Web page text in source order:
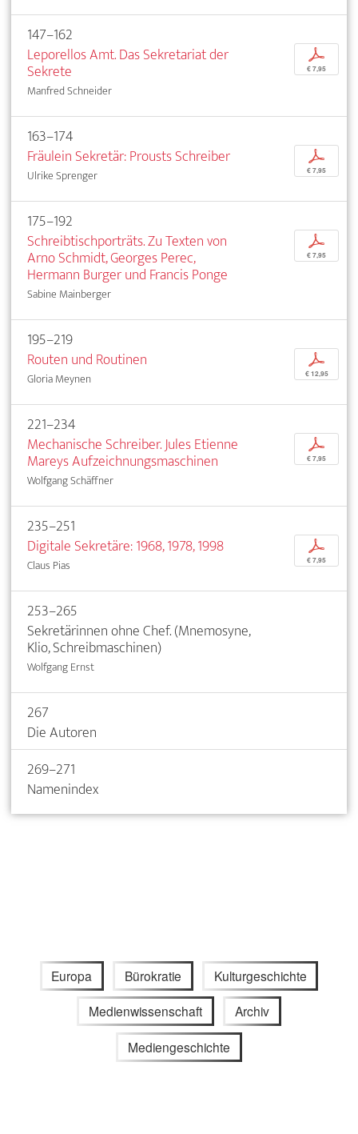
147–162
Leporellos Amt. Das Sekretariat der
Sekrete
Manfred Schneider
p
€ 7,95
163–174
Fräulein Sekretär: Prousts Schreiber
Ulrike Sprenger
p
€ 7,95
175–192
Schreibtischporträts. Zu Texten von
Arno Schmidt, Georges Perec,
Hermann Burger und Francis Ponge
Sabine Mainberger
p
€ 7,95
195–219
Routen und Routinen
Gloria Meynen
p
€ 12,95
221–234
Mechanische Schreiber. Jules Etienne
Mareys Aufzeichnungsmaschinen
Wolfgang Schäffner
p
€ 7,95
235–251
Digitale Sekretäre: 1968, 1978, 1998
Claus Pias
p
€ 7,95
253–265
Sekretärinnen ohne Chef. (Mnemosyne,
Klio, Schreibmaschinen)
Wolfgang Ernst
267
Die Autoren
269–271
Namenindex
Europa Bürokratie Kulturgeschichte
Medienwissenschaft Archiv
Mediengeschichte